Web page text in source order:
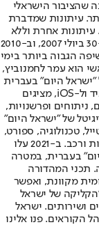
שהציבור הישראלי
עיתונות שמדברת
עיתונות אחרת וללא
תשלום. המהדורה המודפסת הראשונה פורסמה ב-30 ביולי 2007, וב-2010
הגבוה ביותר בימי
הוא עמר לחמנוביץ,
היום" בעברית
ובאנגלית, כמו כן היישומונים (אפליקציות) לאנדרואיד ול-iOS, מציגים
ניתוחים ופרשנויות,
של "ישראל היום"
טכנולוגיה, ספורט,
כלכלה וצרכנות, בריאות, חיילים, אוכל, יהדות, תיירות ורכב. ב-2021 עלו
בעברית, במטרה
תכני המהדורה
מקוונת, ואפשר
של ישראל
ושירותים. ישראל
הקוראים. פנו אלינו